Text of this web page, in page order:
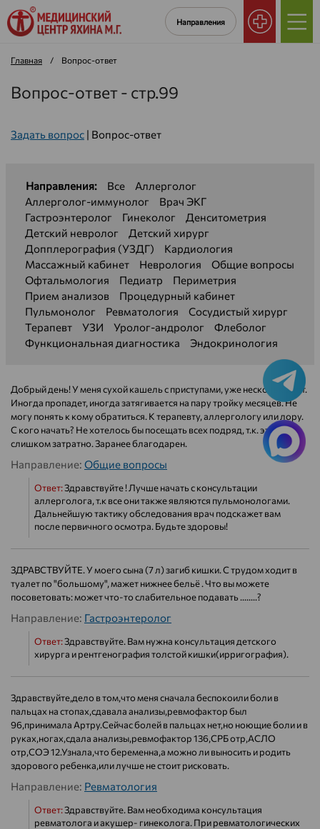
Направления
Главная / Вопрос-ответ
Вопрос-ответ - стр.99
Задать вопрос | Вопрос-ответ
Направления: Все
Аллерголог
Аллерголог-иммунолог
Врач ЭКГ
Гастроэнтеролог
Гинеколог
Денситометрия
Детский невролог
Детский хирург
Допплерография (УЗДГ)
Кардиология
Массажный кабинет
Неврология
Общие вопросы
Офтальмология
Педиатр
Периметрия
Прием анализов
Процедурный кабинет
Пульмонолог
Ревматология
Сосудистый хирург
Терапевт
УЗИ Уролог-андролог
Флеболог
Функциональная диагностика
Эндокринология
Добрый день! У меня сухой кашель с приступами, уже несколько лет.
Иногда пропадет, иногда затягивается на пару тройку месяцев. Не
могу понять к кому обратиться. К терапевту, аллергологу или лору.
С кого начать? Не хотелось бы посещать всех подряд, т.к. это
слишком затратно. Заранее благодарен.
Направление: Общие вопросы
Ответ:Здравствуйте ! Лучше начать с консультации
аллерголога, т.к все они также являются пульмонологами.
Дальнейшую тактику обследования врач подскажет вам
после первичного осмотра. Будьте здоровы!
ЗДРАВСТВУЙТЕ. У моего сына (7 л) загиб кишки. С трудом ходит в
туалет по "большому", мажет нижнее бельё . Что вы можете
посоветовать: может что-то слабительное подавать ........?
Направление: Гастроэнтеролог
Ответ:Здравствуйте. Вам нужна консультация детского
хирурга и рентгенография толстой кишки(ирригография).
Здравствуйте,дело в том,что меня сначала беспокоили боли в
пальцах на стопах,сдавала анализы,ревмофактор был
96,принимала Артру.Сейчас болей в пальцах нет,но ноющие боли и в
руках,ногах,сдала анализы,ревмофактор 136,СРБ отр,АСЛО
отр,СОЭ 12.Узнала,что беременна,а можно ли выносить и родить
здорового ребенка,или лучше не стоит рисковать.
Направление: Ревматология
Ответ:Здравствуйте. Вам необходима консультация
ревматолога и акушер- гинеколога. При ревматологических